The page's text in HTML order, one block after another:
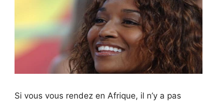
Si vous vous rendez en Afrique, il n’y a pas